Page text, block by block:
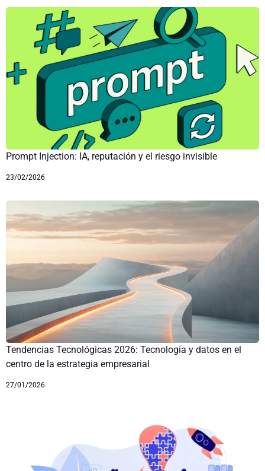
Prompt Injection: IA, reputación y el riesgo invisible
23/02/2026
Tendencias Tecnológicas 2026: Tecnología y datos en el
centro de la estrategia empresarial
27/01/2026